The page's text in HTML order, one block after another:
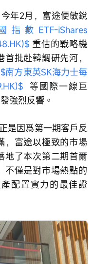
今年2月，富途便敏銳
指數ETF-iShares
重估的戰略機
批赴韓調研先河，
$南方東英SK海力士每
等國際一線巨
強烈反響。
正是因爲第一期客戶反
，富途以極致的市場
地了本次第二期首爾
不僅是對市場熱點的
配置實力的最佳證